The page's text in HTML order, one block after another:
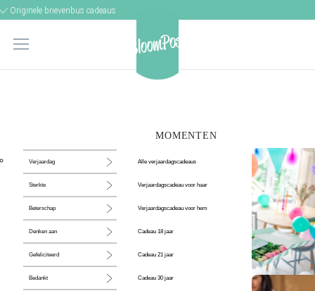
Originele brievenbus cadeaus
MOMENTEN
Verjaardag
Sterkte
Beterschap
Denken aan
Gefeliciteerd
Bedankt
Alle verjaardagscadeaus
Verjaardagscadeau voor haar
Verjaardagscadeau voor hem
Cadeau 18 jaar
Cadeau 21 jaar
Cadeau 30 jaar
De perfecte